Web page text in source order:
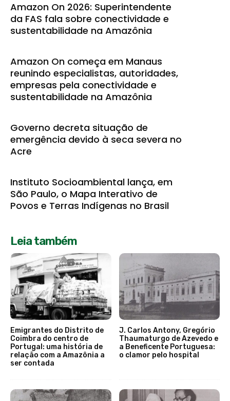
Amazon On 2026: Superintendente
da FAS fala sobre conectividade e
sustentabilidade na Amazônia
Amazon On começa em Manaus
reunindo especialistas, autoridades,
empresas pela conectividade e
sustentabilidade na Amazônia
Governo decreta situação de
emergência devido à seca severa no
Acre
Instituto Socioambiental lança, em
São Paulo, o Mapa Interativo de
Povos e Terras Indígenas no Brasil
Leia também
Emigrantes do Distrito de
Coimbra do centro de
Portugal: uma história de
relação com a Amazônia a
ser contada
J. Carlos Antony, Gregório
Thaumaturgo de Azevedo e
a Beneficente Portuguesa:
o clamor pelo hospital